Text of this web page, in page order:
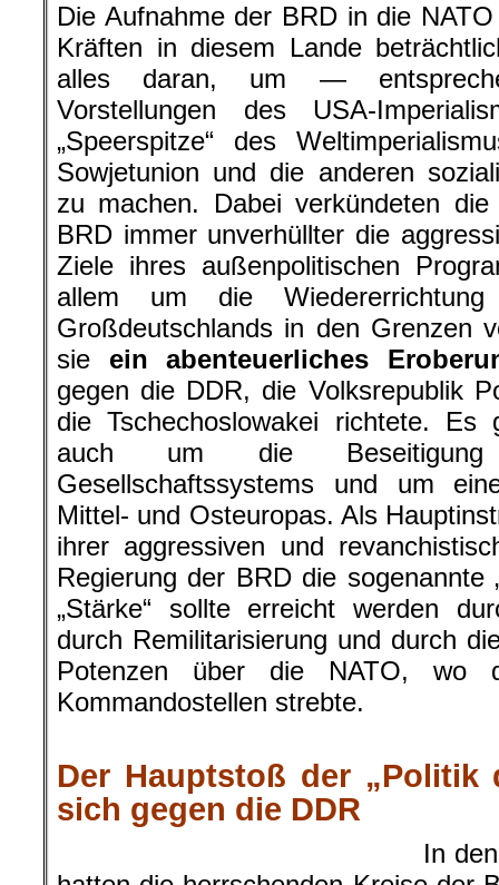
Die Aufnahme der BRD in die
Kräften in diesem Lande
alles daran, um —
Vorstellungen des USA-
„Speerspitze“ des
Sowjetunion und die anderen
zu machen. Dabei verkündeten
BRD immer unverhüllter die
Ziele ihres außenpolitischen
allem um die Wiedererrichtung
Großdeutschlands in den Grenzen
sie ein abenteuerliches
gegen die DDR, die Volksrepublik
die Tschechoslowakei richtete. Es
auch um die Beseitigung
Gesellschaftssystems und um
Mittel- und Osteuropas. Als
ihrer aggressiven und
Regierung der BRD die sogenannte
„Stärke“ sollte erreicht werden
durch Remilitarisierung und durch
Potenzen über die NATO, wo
Kommandostellen strebte.
Der Hauptstoß der „Politik
sich gegen die DDR
In